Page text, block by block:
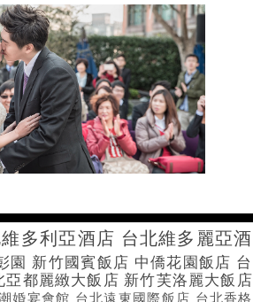
多利亞酒店 台北維多麗亞酒
園 新竹國賓飯店 中僑花園飯店 台
亞都麗緻大飯店 新竹芙洛麗大飯店
婚宴會館 台北遠東國際飯店 台北香格